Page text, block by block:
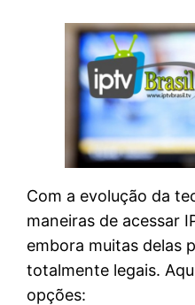
Com a evolução da
maneiras de acessar
embora muitas delas
totalmente legais.
opções: